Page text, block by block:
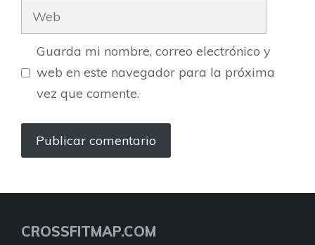
Web
Guarda mi nombre, correo electrónico y
web en este navegador para la próxima
vez que comente.
CROSSFITMAP.COM